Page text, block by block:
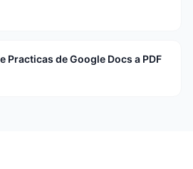
Practicas de Google Docs a PDF